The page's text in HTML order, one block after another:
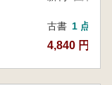
古書 1 点
4,840 円